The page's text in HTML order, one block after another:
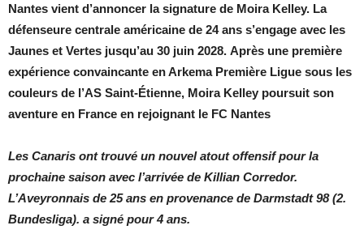
Nantes vient d’annoncer la signature de Moira Kelley. La
défenseure centrale américaine de 24 ans s’engage avec les
Jaunes et Vertes jusqu’au 30 juin 2028. Après une première
expérience convaincante en Arkema Première Ligue sous les
couleurs de l’AS Saint-Étienne, Moira Kelley poursuit son
aventure en France en rejoignant le FC Nantes
Les Canaris ont trouvé un nouvel atout offensif pour la
prochaine saison avec l’arrivée de Killian Corredor.
L’Aveyronnais de 25 ans en provenance de Darmstadt 98 (2.
Bundesliga). a signé pour 4 ans.